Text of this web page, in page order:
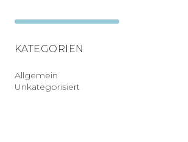
KATEGORIEN
Allgemein
Unkategorisiert